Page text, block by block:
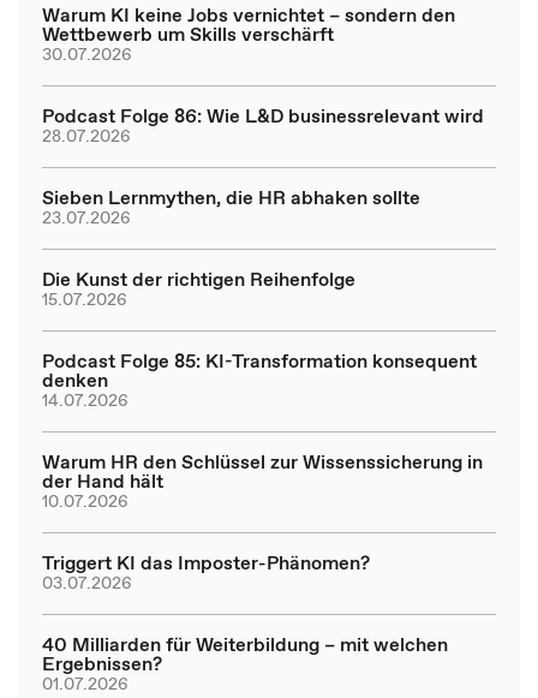
Warum KI keine Jobs vernichtet – sondern den
Wettbewerb um Skills verschärft
30.07.2026
Podcast Folge 86: Wie L&D businessrelevant wird
28.07.2026
Sieben Lernmythen, die HR abhaken sollte
23.07.2026
Die Kunst der richtigen Reihenfolge
15.07.2026
Podcast Folge 85: KI-Transformation konsequent
denken
14.07.2026
Warum HR den Schlüssel zur Wissenssicherung in
der Hand hält
10.07.2026
Triggert KI das Imposter-Phänomen?
03.07.2026
40 Milliarden für Weiterbildung – mit welchen
Ergebnissen?
01.07.2026